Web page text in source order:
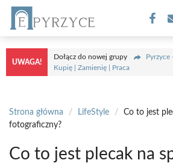
Przejdź
treści
UWAGA!
Dołącz do nowej grupy
Pyrzyce
Kupię | Zamienię | Praca
Strona główna / LifeStyle /
Co to jest
fotograficzny?
Co to jest plecak na